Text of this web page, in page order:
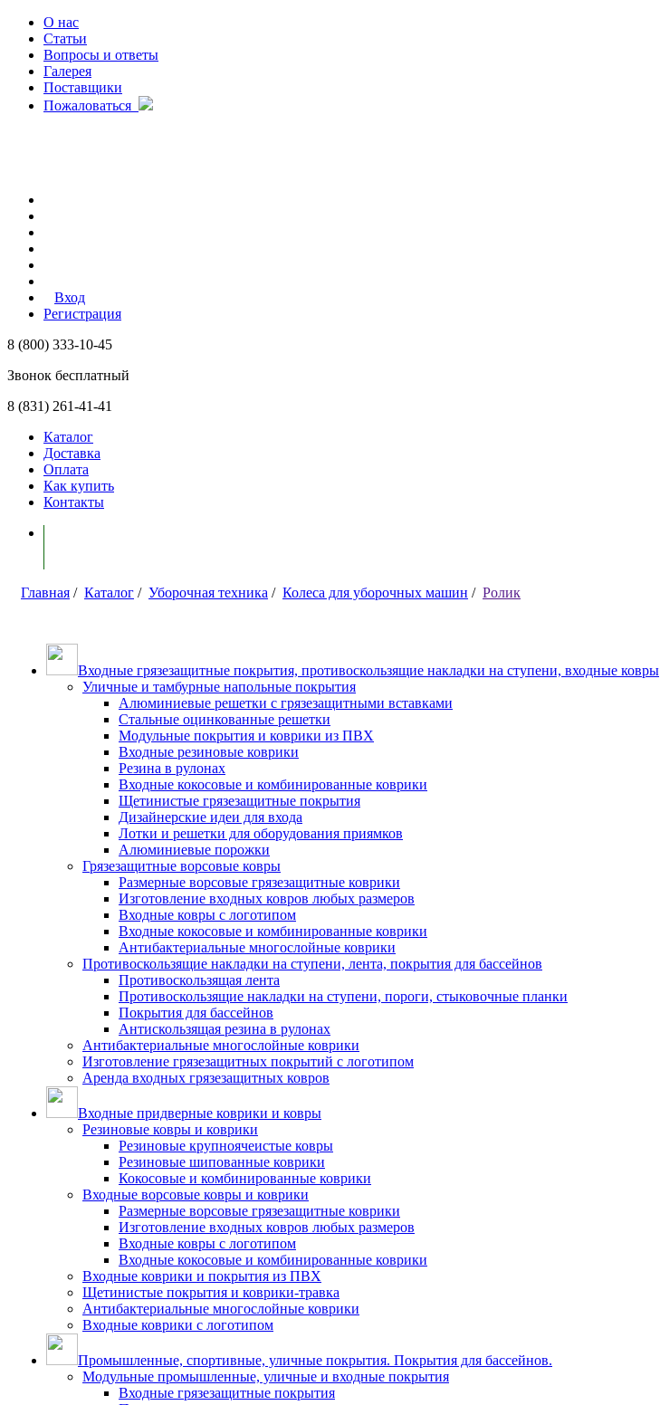
О нас
Статьи
Вопросы и ответы
Галерея
Поставщики
Пожаловаться
Вход
Регистрация
8 (800) 333-10-45
Звонок бесплатный
8 (831) 261-41-41
Каталог
Доставка
Оплата
Как купить
Контакты
Главная / Каталог / Уборочная техника / Колеса для уборочных машин / Ролик
Входные грязезащитные покрытия, противоскользящие накладки на ступени, входные ковры
Уличные и тамбурные напольные покрытия
Алюминиевые решетки с грязезащитными вставками
Стальные оцинкованные решетки
Модульные покрытия и коврики из ПВХ
Входные резиновые коврики
Резина в рулонах
Входные кокосовые и комбинированные коврики
Щетинистые грязезащитные покрытия
Дизайнерские идеи для входа
Лотки и решетки для оборудования приямков
Алюминиевые порожки
Грязезащитные ворсовые ковры
Размерные ворсовые грязезащитные коврики
Изготовление входных ковров любых размеров
Входные ковры с логотипом
Входные кокосовые и комбинированные коврики
Антибактериальные многослойные коврики
Противоскользящие накладки на ступени, лента, покрытия для бассейнов
Противоскользящая лента
Противоскользящие накладки на ступени, пороги, стыковочные планки
Покрытия для бассейнов
Антискользящая резина в рулонах
Антибактериальные многослойные коврики
Изготовление грязезащитных покрытий с логотипом
Аренда входных грязезащитных ковров
Входные придверные коврики и ковры
Резиновые ковры и коврики
Резиновые крупноячеистые ковры
Резиновые шипованные коврики
Кокосовые и комбинированные коврики
Входные ворсовые ковры и коврики
Размерные ворсовые грязезащитные коврики
Изготовление входных ковров любых размеров
Входные ковры с логотипом
Входные кокосовые и комбинированные коврики
Входные коврики и покрытия из ПВХ
Щетинистые покрытия и коврики-травка
Антибактериальные многослойные коврики
Входные коврики с логотипом
Промышленные, спортивные, уличные покрытия. Покрытия для бассейнов.
Модульные промышленные, уличные и входные покрытия
Входные грязезащитные покрытия